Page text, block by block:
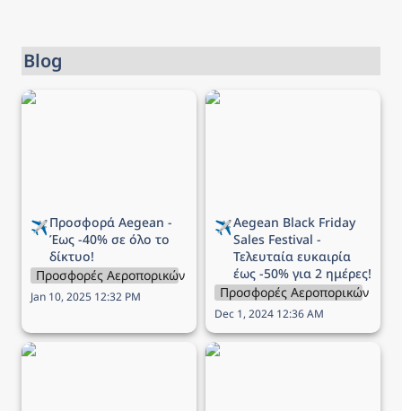
Blog
Προσφορά Aegean - Έως
✈️
Έως -40% σε όλο το
δίκτυο!
Προσφορές Αεροπορικών Εταιρειών
Jan 10, 2025 12:32 PM
Aegean Black Friday Sales
✈️Aegean Black Friday
Sales Festival -
Τελευταία ευκαιρία
έως -50% για 2 ημέρες!
Προσφορές Αεροπορικών
Dec 1, 2024 12:36 AM
Aegean Black Friday Sales
Aegean Black Friday Sales